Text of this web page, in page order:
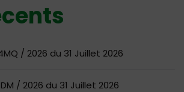
/ 2026 du 31 Juillet 2026
/ 2026 du 31 Juillet 2026